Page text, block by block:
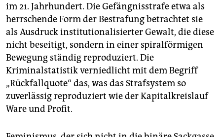
im 21. Jahrhundert. Die Gefängnisstrafe etwa als
herrschende Form der Bestrafung betrachtet sie
als Ausdruck institutionalisierter Gewalt, die diese
nicht beseitigt, sondern in einer spiralförmigen
Bewegung ständig reproduziert. Die
Kriminalstatistik verniedlicht mit dem Begriff
„Rückfallquote“ das, was das Strafsystem so
zuverlässig reproduziert wie der Kapitalkreislauf
Ware und Profit.